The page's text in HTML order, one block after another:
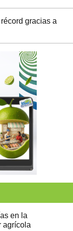
gracias a
en la
agrícola